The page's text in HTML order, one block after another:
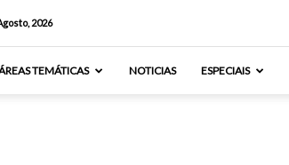
2026
TEMÁTICAS NOTICIAS ESPECIAIS